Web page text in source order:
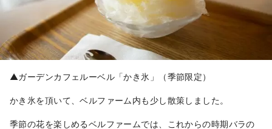
▲ガーデンカフェルーベル「かき氷」（季節限定）
かき氷を頂いて、ベルファーム内も少し散策しました。
季節の花を楽しめるベルファームでは、これからの時期バラの